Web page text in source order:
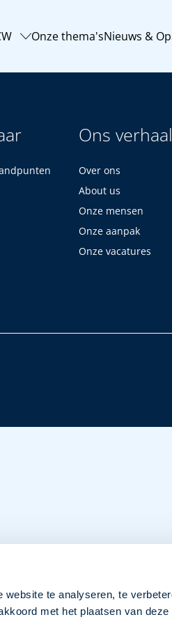
website te analyseren, te
met het plaatsen van
Onze thema'sNieuws &
Ons verhaal
Over ons
About us
Onze mensen
Onze aanpak
Onze vacatures